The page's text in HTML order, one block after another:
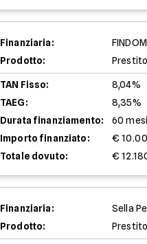
Finanziaria:
Prodotto:
TAN Fisso:
8,04%
TAEG:
8,35%
Durata finanziamento:
60 mesi
Importo finanziato:
€
Totale dovuto:
€
Finanziaria:
Sella
Prodotto: